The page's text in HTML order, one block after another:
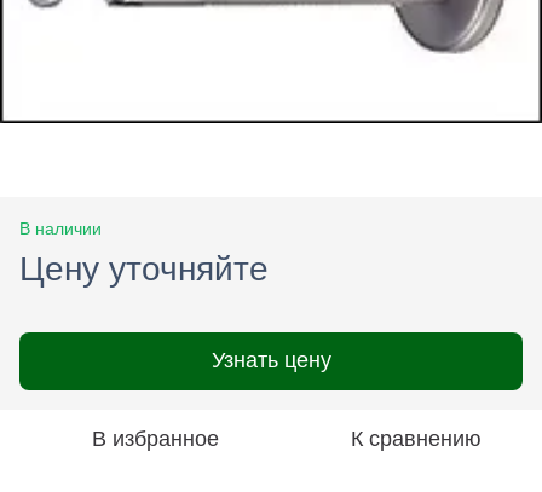
В наличии
Цену уточняйте
Узнать цену
В избранное К сравнению